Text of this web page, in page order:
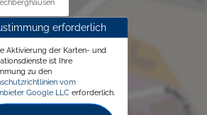
erforderlich
Aktivierung der Karten- und
ist Ihre
zu den
vom
Google LLC erforderlich.